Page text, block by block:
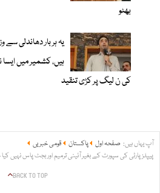
بھٹو
یہ ہر بار دھاندلی سے
ہیں، کشمیر میں
کی ن لیگ پر کڑی تنقید
آپ یہاں ہیں: صفحہ اول پاکستان
قومی خبریں
پیپلز پارٹی کی سپورٹ کے بغیر آئینی ترمیم اور بجٹ پاس نہیں کیا
BACK TO TOP